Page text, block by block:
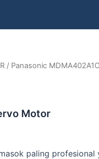
/ Panasonic
Motor
paling profesional